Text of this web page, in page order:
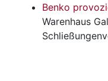
Benko
Warenhaus